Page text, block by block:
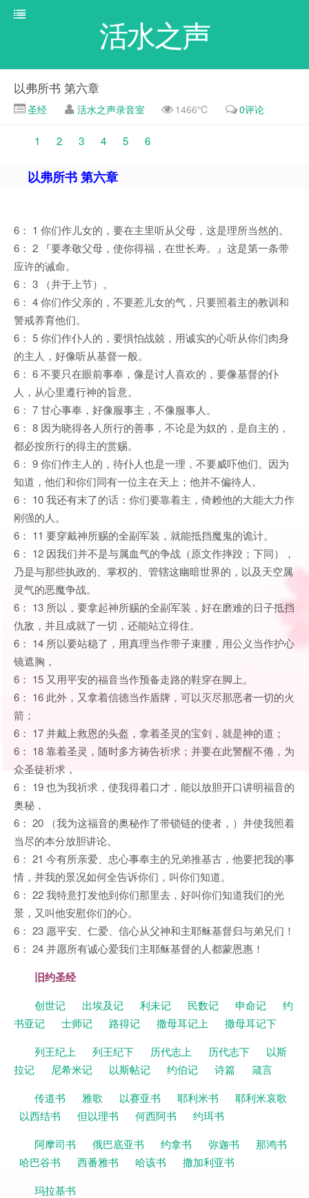
活水之声
以弗所书 第六章
圣经 活水之声录音室 1466℃ 0评论
1 2 3 4 5 6
以弗所书 第六章
6： 1 你们作儿女的，要在主里听从父母，这是理所当然的。
6： 2 『要孝敬父母，使你得福，在世长寿。』这是第一条带
应许的诫命。
6： 3 （并于上节）。
6： 4 你们作父亲的，不要惹儿女的气，只要照着主的教训和
警戒养育他们。
6： 5 你们作仆人的，要惧怕战兢，用诚实的心听从你们肉身
的主人，好像听从基督一般。
6： 6 不要只在眼前事奉，像是讨人喜欢的，要像基督的仆
人，从心里遵行神的旨意。
6： 7 甘心事奉，好像服事主，不像服事人。
6： 8 因为晓得各人所行的善事，不论是为奴的，是自主的，
都必按所行的得主的赏赐。
6： 9 你们作主人的，待仆人也是一理，不要威吓他们。因为
知道，他们和你们同有一位主在天上；他并不偏待人。
6： 10 我还有末了的话：你们要靠着主，倚赖他的大能大力作
刚强的人。
6： 11 要穿戴神所赐的全副军装，就能抵挡魔鬼的诡计。
6： 12 因我们并不是与属血气的争战（原文作摔跤；下同），
乃是与那些执政的、掌权的、管辖这幽暗世界的，以及天空属
灵气的恶魔争战。
6： 13 所以，要拿起神所赐的全副军装，好在磨难的日子抵挡
仇敌，并且成就了一切，还能站立得住。
6： 14 所以要站稳了，用真理当作带子束腰，用公义当作护心
镜遮胸，
6： 15 又用平安的福音当作预备走路的鞋穿在脚上。
6： 16 此外，又拿着信德当作盾牌，可以灭尽那恶者一切的火
箭；
6： 17 并戴上救恩的头盔，拿着圣灵的宝剑，就是神的道；
6： 18 靠着圣灵，随时多方祷告祈求；并要在此警醒不倦，为
众圣徒祈求，
6： 19 也为我祈求，使我得着口才，能以放胆开口讲明福音的
奥秘，
6： 20 （我为这福音的奥秘作了带锁链的使者，）并使我照着
当尽的本分放胆讲论。
6： 21 今有所亲爱、忠心事奉主的兄弟推基古，他要把我的事
情，并我的景况如何全告诉你们，叫你们知道。
6： 22 我特意打发他到你们那里去，好叫你们知道我们的光
景，又叫他安慰你们的心。
6： 23 愿平安、仁爱、信心从父神和主耶稣基督归与弟兄们！
6： 24 并愿所有诚心爱我们主耶稣基督的人都蒙恩惠！
旧约圣经
创世记 出埃及记 利未记 民数记 申命记
约
书亚记
士师记 路得记 撒母耳记上
撒母耳记下
列王纪上
列王纪下 历代志上 历代志下
以斯
拉记
尼希米记 以斯帖记 约伯记 诗篇
箴言
传道书
雅歌 以赛亚书 耶利米书
耶利米哀歌
以西结书
但以理书 何西阿书
约珥书
阿摩司书
俄巴底亚书 约拿书 弥迦书
那鸿书
哈巴谷书
西番雅书 哈该书
撒加利亚书
玛拉基书